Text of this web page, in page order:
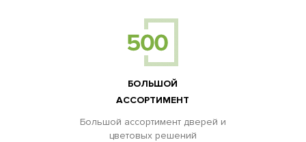
БОЛЬШОЙ
АССОРТИМЕНТ
Большой ассортимент дверей и
цветовых решений